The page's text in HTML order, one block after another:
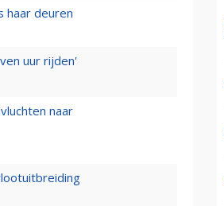
haar deuren
uur rijden'
naar